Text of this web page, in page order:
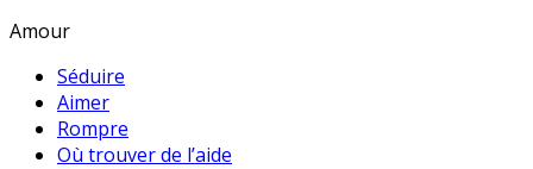
Amour
Séduire
Aimer
Rompre
Où trouver de l’aide